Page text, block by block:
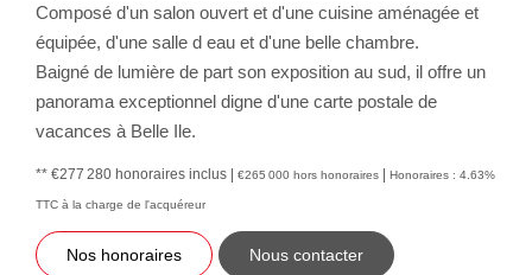
Composé d'un salon ouvert et d'une cuisine aménagée et
équipée, d'une salle d eau et d'une belle chambre.
Baigné de lumière de part son exposition au sud, il offre un
panorama exceptionnel digne d'une carte postale de
vacances à Belle Ile.
** €277 280 honoraires inclus | €265 000 hors honoraires | Honoraires : 4.63%
TTC à la charge de l'acquéreur
Nos honoraires Nous contacter